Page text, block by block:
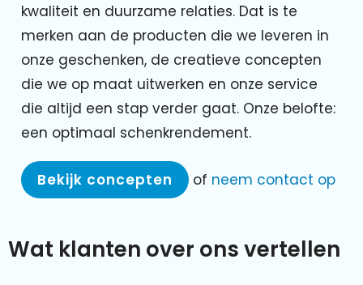
kwaliteit en duurzame relaties. Dat is te
merken aan de producten die we leveren in
onze geschenken, de creatieve concepten
die we op maat uitwerken en onze service
die altijd een stap verder gaat. Onze belofte:
een optimaal schenkrendement.
Bekijk concepten of neem contact op
Wat klanten over ons vertellen